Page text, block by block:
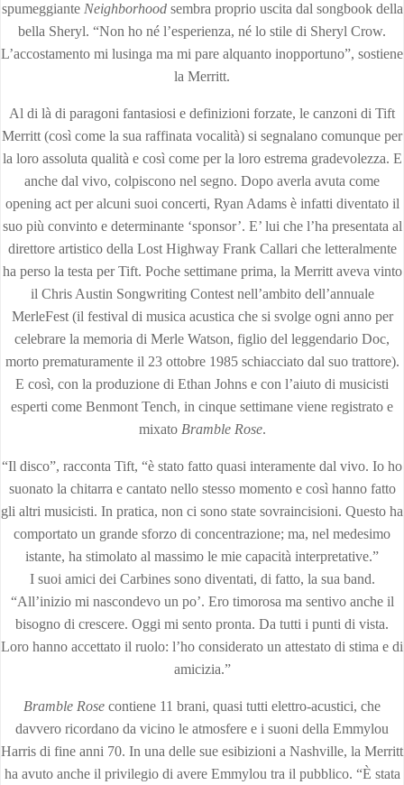
spumeggiante Neighborhoodsembra proprio uscita dal songbook della
bella Sheryl. “Non ho né l’esperienza, né lo stile di Sheryl Crow.
L’accostamento mi lusinga ma mi pare alquanto inopportuno”, sostiene
la Merritt.
Al di là di paragoni fantasiosi e definizioni forzate, le canzoni di Tift
Merritt (così come la sua raffinata vocalità) si segnalano comunque per
la loro assoluta qualità e così come per la loro estrema gradevolezza. E
anche dal vivo, colpiscono nel segno. Dopo averla avuta come
opening act per alcuni suoi concerti, Ryan Adams è infatti diventato il
suo più convinto e determinante ‘sponsor’. E’ lui che l’ha presentata al
direttore artistico della Lost Highway Frank Callari che letteralmente
ha perso la testa per Tift. Poche settimane prima, la Merritt aveva vinto
il Chris Austin Songwriting Contest nell’ambito dell’annuale
MerleFest (il festival di musica acustica che si svolge ogni anno per
celebrare la memoria di Merle Watson, figlio del leggendario Doc,
morto prematuramente il 23 ottobre 1985 schiacciato dal suo trattore).
E così, con la produzione di Ethan Johns e con l’aiuto di musicisti
esperti come Benmont Tench, in cinque settimane viene registrato e
mixato Bramble Rose.
“Il disco”, racconta Tift, “è stato fatto quasi interamente dal vivo. Io ho
suonato la chitarra e cantato nello stesso momento e così hanno fatto
gli altri musicisti. In pratica, non ci sono state sovraincisioni. Questo ha
comportato un grande sforzo di concentrazione; ma, nel medesimo
istante, ha stimolato al massimo le mie capacità interpretative.”
I suoi amici dei Carbines sono diventati, di fatto, la sua band.
“All’inizio mi nascondevo un po’. Ero timorosa ma sentivo anche il
bisogno di crescere. Oggi mi sento pronta. Da tutti i punti di vista.
Loro hanno accettato il ruolo: l’ho considerato un attestato di stima e di
amicizia.”
Bramble Rose contiene 11 brani, quasi tutti elettro-acustici, che
davvero ricordano da vicino le atmosfere e i suoni della Emmylou
Harris di fine anni 70. In una delle sue esibizioni a Nashville, la Merritt
ha avuto anche il privilegio di avere Emmylou tra il pubblico. “È stata